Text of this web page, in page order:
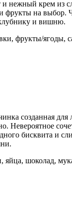
и нежный крем из
фрукты на выбор.
и вишню.
фрукты/ягоды,
созданная для
Невероятное
бисквита и
яйца, шоколад,